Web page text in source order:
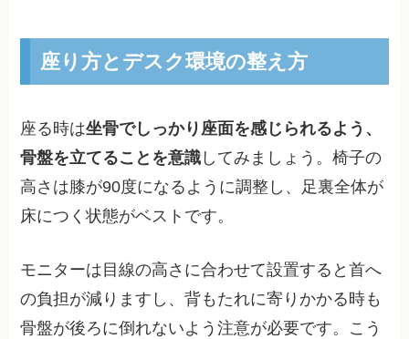
座り方とデスク環境の整え方
座る時は坐骨でしっかり座面を感じられるよう、
骨盤を立てることを意識 してみましょう。椅子の
高さは膝が90度になるように調整し、足裏全体が
床につく状態がベストです。
モニターは目線の高さに合わせて設置すると首へ
の負担が減りますし、背もたれに寄りかかる時も
骨盤が後ろに倒れないよう注意が必要です。こう